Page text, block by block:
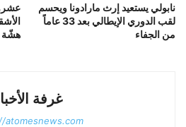
هشّة
نابولي يستعيد إرث مارادونا ويحسم
لقب الدوري الإيطالي بعد 33 عاماً
من الجفاء
غرفة
atomesnews.com